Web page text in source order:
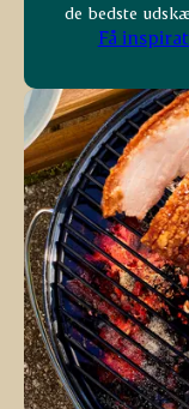
de bedste
Få